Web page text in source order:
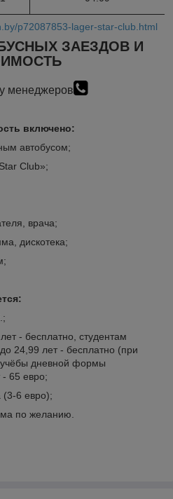
p72087853-lager-star-club.html
ЗАЕЗДОВ И
менеджеров
включено:
автобусом;
Club»;
врача;
дискотека;
- бесплатно, студентам
24,99 лет - бесплатно (при
учёбы дневной формы
65 евро;
(3-6 евро);
по желанию.